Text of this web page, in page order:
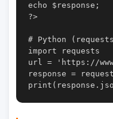
echo $response;
?>
# Python
import requests
url = 'https://
response =